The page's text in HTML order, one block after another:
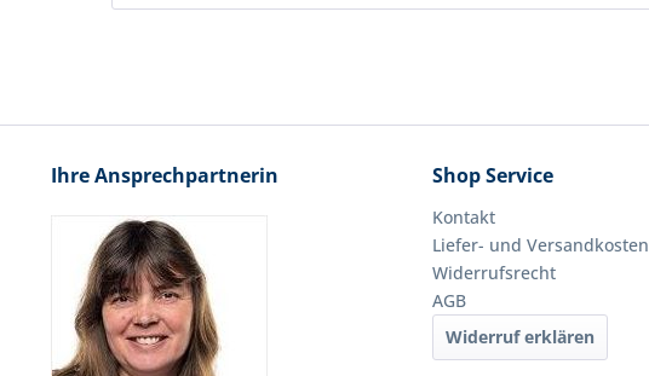
Ihre Ansprechpartnerin Shop Service
Kontakt
Liefer- und Versandkosten
Widerrufsrecht
AGB
Widerruf erklären